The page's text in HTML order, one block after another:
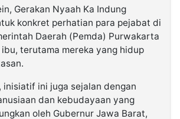
Gerakan Nyaah Ka Indung
konkret perhatian para pejabat di
Daerah (Pemda) Purwakarta
terutama mereka yang hidup
inisiatif ini juga sejalan dengan
dan kebudayaan yang
oleh Gubernur Jawa Barat,